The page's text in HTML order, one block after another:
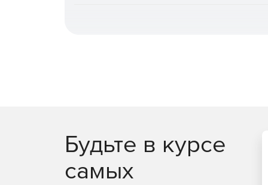
специализированных задач доступны CLI и
Мониторинг, отчетность и интеграция в
генерация отчетов в разных форматах,
Будьте в курсе
самых